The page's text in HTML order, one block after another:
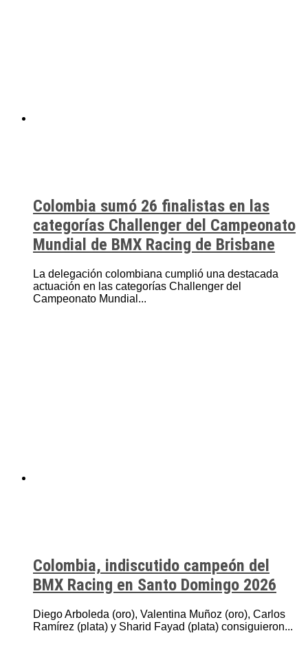
Colombia sumó 26 finalistas en las
categorías Challenger del Campeonato
Mundial de BMX Racing de Brisbane
La delegación colombiana cumplió una destacada
actuación en las categorías Challenger del
Campeonato Mundial...
Colombia, indiscutido campeón del
BMX Racing en Santo Domingo 2026
Diego Arboleda (oro), Valentina Muñoz (oro), Carlos
Ramírez (plata) y Sharid Fayad (plata) consiguieron...